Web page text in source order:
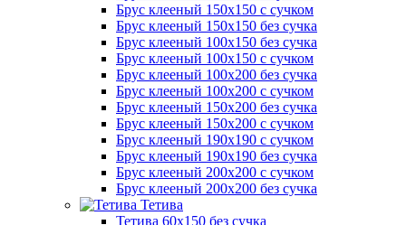
Брус клееный 150х150 с сучком
Брус клееный 150х150 без сучка
Брус клееный 100х150 без сучка
Брус клееный 100х150 с сучком
Брус клееный 100х200 без сучка
Брус клееный 100х200 с сучком
Брус клееный 150х200 без сучка
Брус клееный 150х200 с сучком
Брус клееный 190х190 с сучком
Брус клееный 190х190 без сучка
Брус клееный 200х200 с сучком
Брус клееный 200х200 без сучка
Тетива
Тетива 60х150 без сучка